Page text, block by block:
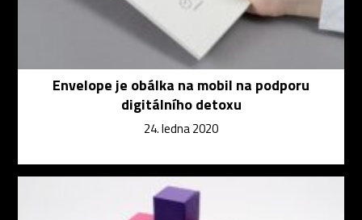
Envelope je obálka na mobil na podporu
digitálního detoxu
24. ledna 2020